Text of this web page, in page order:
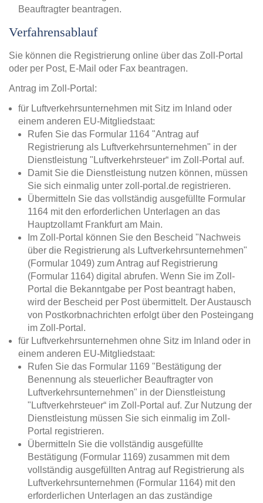
Beauftragter beantragen.
Verfahrensablauf
Sie können die Registrierung online über das Zoll-Portal
oder per Post, E-Mail oder Fax beantragen.
Antrag im Zoll-Portal:
für Luftverkehrsunternehmen mit Sitz im Inland oder
einem anderen EU-Mitgliedstaat:
Rufen Sie das Formular 1164 "Antrag auf
Registrierung als Luftverkehrsunternehmen" in der
Dienstleistung "Luftverkehrsteuer“ im Zoll-Portal auf.
Damit Sie die Dienstleistung nutzen können, müssen
Sie sich einmalig unter zoll-portal.de registrieren.
Übermitteln Sie das vollständig ausgefüllte Formular
1164 mit den erforderlichen Unterlagen an das
Hauptzollamt Frankfurt am Main.
Im Zoll-Portal können Sie den Bescheid "Nachweis
über die Registrierung als Luftverkehrsunternehmen"
(Formular 1049) zum Antrag auf Registrierung
(Formular 1164) digital abrufen. Wenn Sie im Zoll-
Portal die Bekanntgabe per Post beantragt haben,
wird der Bescheid per Post übermittelt. Der Austausch
von Postkorbnachrichten erfolgt über den Posteingang
im Zoll-Portal.
für Luftverkehrsunternehmen ohne Sitz im Inland oder in
einem anderen EU-Mitgliedstaat:
Rufen Sie das Formular 1169 "Bestätigung der
Benennung als steuerlicher Beauftragter von
Luftverkehrsunternehmen" in der Dienstleistung
"Luftverkehrsteuer“ im Zoll-Portal auf. Zur Nutzung der
Dienstleistung müssen Sie sich einmalig im Zoll-
Portal registrieren.
Übermitteln Sie die vollständig ausgefüllte
Bestätigung (Formular 1169) zusammen mit dem
vollständig ausgefüllten Antrag auf Registrierung als
Luftverkehrsunternehmen (Formular 1164) mit den
erforderlichen Unterlagen an das zuständige